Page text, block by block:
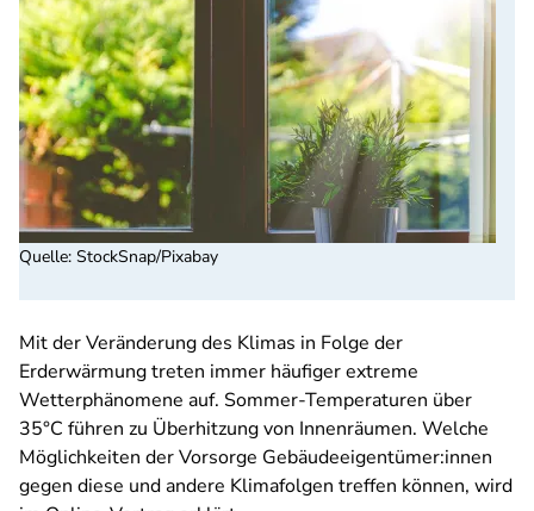
Quelle: StockSnap/Pixabay
Mit der Veränderung des Klimas in Folge der
Erderwärmung treten immer häufiger extreme
Wetterphänomene auf. Sommer-Temperaturen über
35°C führen zu Überhitzung von Innenräumen. Welche
Möglichkeiten der Vorsorge Gebäudeeigentümer:innen
gegen diese und andere Klimafolgen treffen können, wird